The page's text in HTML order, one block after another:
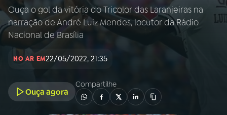
AO VIVO
Ouça o gol da vitória do Tricolor das Laranjeiras na
narração de André Luiz Mendes, locutor da Rádio
Nacional de Brasília
NO AR EM22/05/2022, 21:35
Ouça agora
Compartilhe